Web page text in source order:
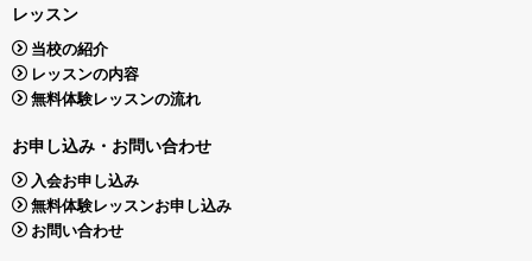
レッスン
当校の紹介
レッスンの内容
無料体験レッスンの流れ
お申し込み・お問い合わせ
入会お申し込み
無料体験レッスンお申し込み
お問い合わせ